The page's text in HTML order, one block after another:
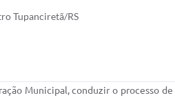
Tupanciretã/RS
Municipal, conduzir o processo